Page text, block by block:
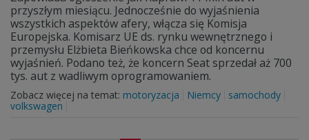
przyszłym miesiącu. Jednocześnie do wyjaśnienia
wszystkich aspektów afery, włącza się Komisja
Europejska. Komisarz UE ds. rynku wewnętrznego i
przemysłu Elżbieta Bieńkowska chce od koncernu
wyjaśnień. Podano też, że koncern Seat sprzedał aż 700
tys. aut z wadliwym oprogramowaniem.
Zobacz więcej na temat: motoryzacja Niemcy
samochody
volkswagen